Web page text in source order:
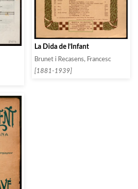
La Dida de l’Infant
Brunet i Recasens, Francesc
[1881-1939]